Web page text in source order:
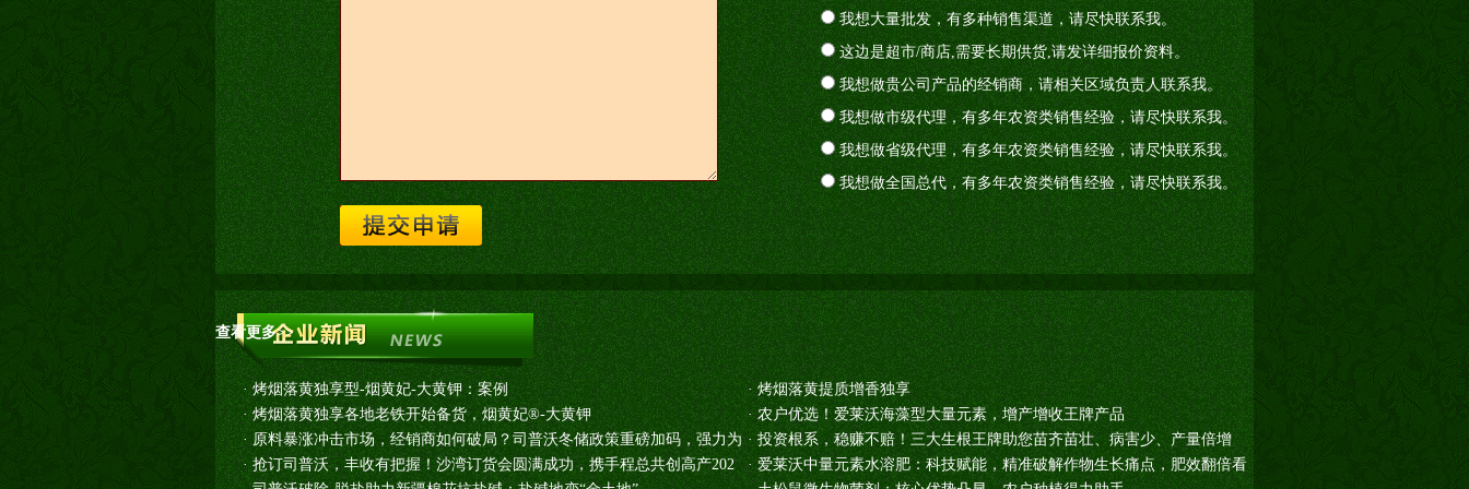
我想大量批发，有多种销售渠道，请尽快联系我。
这边是超市/商店,需要长期供货,请发详细报价资料。
我想做贵公司产品的经销商，请相关区域负责人联系我。
我想做市级代理，有多年农资类销售经验，请尽快联系我。
我想做省级代理，有多年农资类销售经验，请尽快联系我。
我想做全国总代，有多年农资类销售经验，请尽快联系我。
查看更多>>
·烤烟落黄独享型-烟黄妃-大黄钾：案例 ·烤烟落黄提质增香独享
·烤烟落黄独享各地老铁开始备货，烟黄妃®-大黄钾 ·农户优选！爱莱沃海藻型大量元素，增产增收王牌产品
· 原料暴涨冲击市场，经销商如何破局？司普沃冬储政策重磅加码，强力为 ·投资根系，稳赚不赔！三大生根王牌助您苗齐苗壮、病害少、产量倍增
·抢订司普沃，丰收有把握！沙湾订货会圆满成功，携手程总共创高产202 ·爱莱沃中量元素水溶肥：科技赋能，精准破解作物生长痛点，肥效翻倍看